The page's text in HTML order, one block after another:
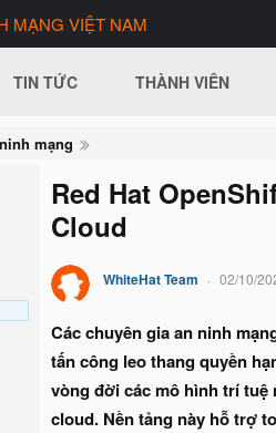
MẠNG VIỆT NAM
TIN TỨC THÀNH VIÊN
mạng
Red Hat
Cloud
WhiteHat Team 02/10/
Các chuyên gia an ninh
tấn công leo thang quyền
vòng đời các mô hình trí
cloud. Nền tảng này hỗ trợ